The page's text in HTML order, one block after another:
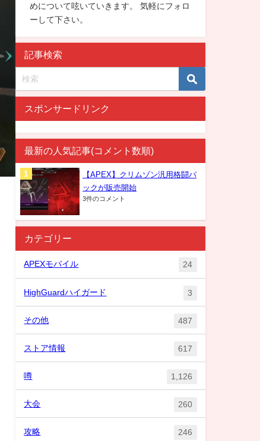
めについて呟いていきます。 気軽にフォロ
ーして下さい。
記事検索
スポンサードリンク
最新の人気記事(コメント数順)
【APEX】クリムゾン汎用格闘パ
ックが販売開始
3件のコメント
カテゴリー
APEXモバイル 24
HighGuardハイガード 3
その他 487
ストア情報 617
噂 1,126
大会 260
攻略 246